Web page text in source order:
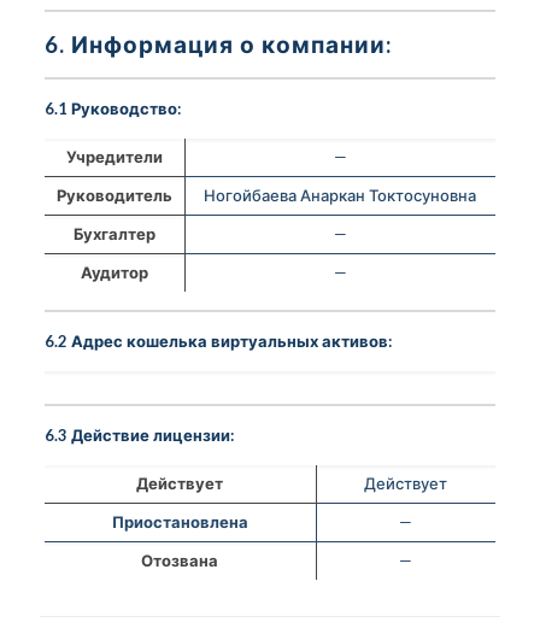
6. Информация о компании:
6.1 Руководство:
Учредители
—
Руководитель
Ногойбаева Анаркан Токтосуновна
Бухгалтер
—
Аудитор
—
6.2 Адрес кошелька виртуальных активов:
6.3 Действие лицензии:
Действует
Действует
Приостановлена
—
Отозвана
—